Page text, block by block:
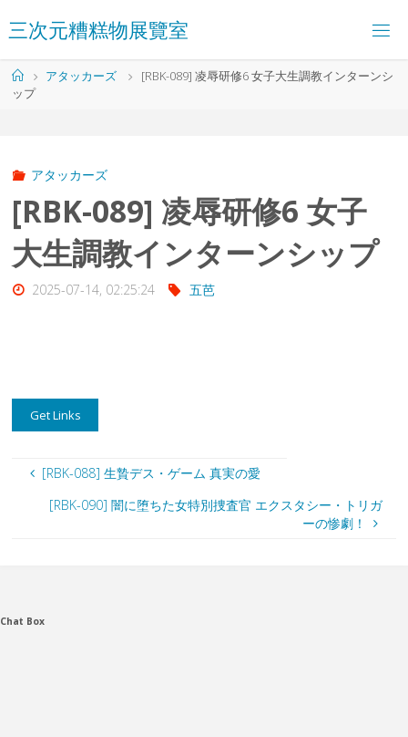
ン
テ
ン
三次元糟糕物展覽室
ホ
ー
アタッカーズ
[RBK-089] 凌辱研修6 女子大生調教インターンシ
ップ
アタッカーズ
[RBK-089] 凌辱研修6 女子
大生調教インターンシップ
2025-07-14, 02:25:24 五芭
[RBK-088] 生贄デス・ゲーム 真実の愛
[RBK-090] 闇に堕ちた女特別捜査官 エクスタシー・トリガ
ーの惨劇！
Chat Box